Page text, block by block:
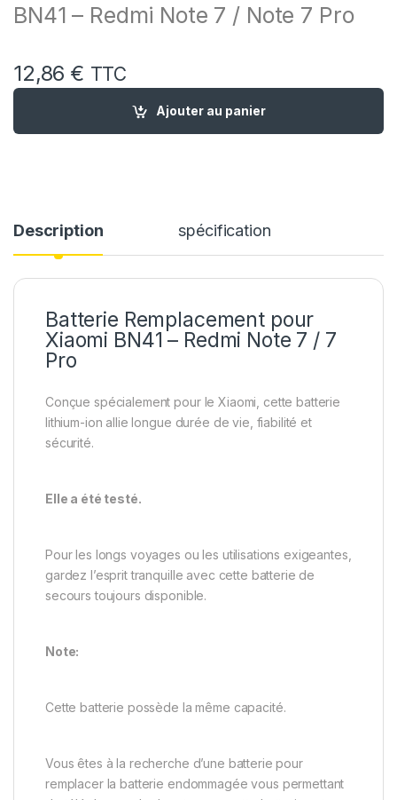
BN41 – Redmi Note 7 / Note 7 Pro
12,86 € TTC
quantité de Batterie Remplacement pour Xiaomi BN4A -
Ajouter au panier
Description spécification
Batterie Remplacement pour
Xiaomi BN41 – Redmi Note 7 / 7
Pro
Conçue spécialement pour le Xiaomi, cette batterie
lithium-ion allie longue durée de vie, fiabilité et
sécurité.
Elle a été testé.
Pour les longs voyages ou les utilisations exigeantes,
gardez l’esprit tranquille avec cette batterie de
secours toujours disponible.
Note:
Cette batterie possède la même capacité.
Vous êtes à la recherche d’une batterie pour
remplacer la batterie endommagée vous permettant